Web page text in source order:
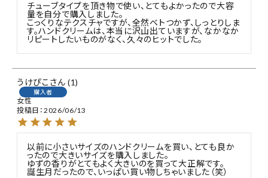
チューブタイプを頂き物で使い、とてもよかったので大容
量を自分で購入しました。
こっくりなテクスチャですが、全然ベトつかず、しっとりしま
す。ハンドクリームは、本当に沢山出ていますが、なかなか
リピートしたいものがなく、久々のヒットでした。
うけぴこ 1
購入者
女性
投稿日 2026/06/13
以前に小さいサイズのハンドクリームを買い、とても良か
ったので大きいサイズを購入しました。
ゆずの香りがとてもよく大きいのを買って大正解です。